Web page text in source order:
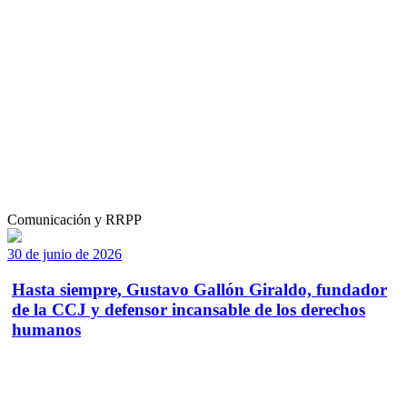
Comunicación y RRPP
30 de junio de 2026
Hasta siempre, Gustavo Gallón Giraldo, fundador
de la CCJ y defensor incansable de los derechos
humanos